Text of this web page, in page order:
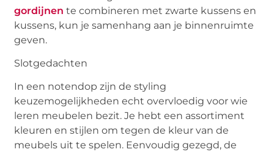
gordijnen te combineren met zwarte kussens en
kussens, kun je samenhang aan je binnenruimte
geven.
Slotgedachten
In een notendop zijn de styling
keuzemogelijkheden echt overvloedig voor wie
leren meubelen bezit. Je hebt een assortiment
kleuren en stijlen om tegen de kleur van de
meubels uit te spelen. Eenvoudig gezegd, de